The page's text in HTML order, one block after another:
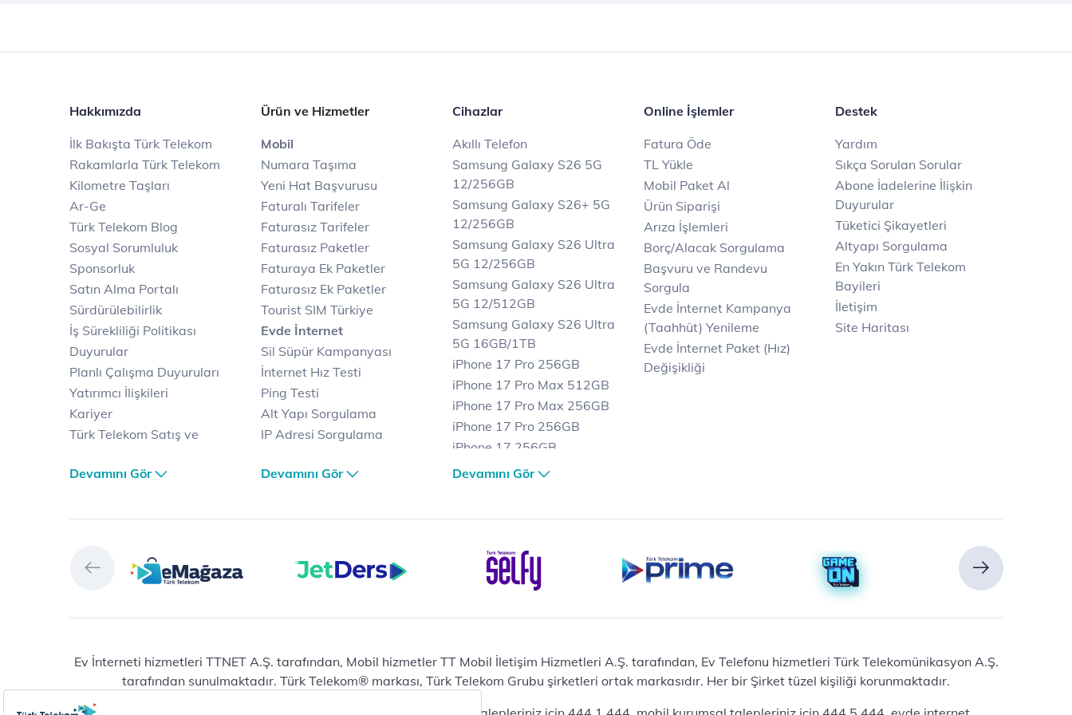
Hakkımızda
İlk Bakışta Türk Telekom
Rakamlarla Türk Telekom
Kilometre Taşları
Ar-Ge
Türk Telekom Blog
Sosyal Sorumluluk
Sponsorluk
Satın Alma Portalı
Sürdürülebilirlik
İş Sürekliliği Politikası
Duyurular
Planlı Çalışma Duyuruları
Yatırımcı İlişkileri
Kariyer
Türk Telekom Satış ve
Türk Telekom Finansal
Türk Telekom Afet Tedbirleri
Prime
Tivibu
Playstore
HİT (Türk Telekom Çocuk)
Erişilebilir Yaşam
Devamını Gör
Ürün ve Hizmetler
Mobil
Numara Taşıma
Yeni Hat Başvurusu
Faturalı Tarifeler
Faturasız Tarifeler
Faturasız Paketler
Faturaya Ek Paketler
Faturasız Ek Paketler
Tourist SIM Türkiye
Evde İnternet
Sil Süpür Kampanyası
İnternet Hız Testi
Ping Testi
Alt Yapı Sorgulama
IP Adresi Sorgulama
Avantajlı İnternet
Fiber İnternet
İnternet Kampanyaları
Ev Telefonu
Muud
Total Protection
Raunt
Devamını Gör
Cihazlar
Akıllı Telefon
Samsung Galaxy S26 5G
12/256GB
Samsung Galaxy S26+ 5G
12/256GB
Samsung Galaxy S26 Ultra
5G 12/256GB
Samsung Galaxy S26 Ultra
5G 12/512GB
Samsung Galaxy S26 Ultra
5G 16GB/1TB
iPhone 17 Pro 256GB
iPhone 17 Pro Max 512GB
iPhone 17 Pro Max 256GB
iPhone 17 Pro 256GB
iPhone 17 256GB
iPhone 17 Air 256GB
Casper Nirvana C370
Notebook
Ev Telefonu
Panasonic TGB610
Modem ve Wi-Fi
Devamını Gör
Online İşlemler
Fatura Öde
TL Yükle
Mobil Paket Al
Ürün Siparişi
Arıza İşlemleri
Borç/Alacak Sorgulama
Başvuru ve Randevu
Sorgula
Evde İnternet Kampanya
(Taahhüt) Yenileme
Evde İnternet Paket (Hız)
Değişikliği
Destek
Yardım
Sıkça Sorulan Sorular
Abone İadelerine İlişkin
Duyurular
Tüketici Şikayetleri
Altyapı Sorgulama
En Yakın Türk Telekom
Bayileri
İletişim
Site Haritası
Ev İnterneti hizmetleri TTNET A.Ş. tarafından, Mobil hizmetler TT Mobil İletişim Hizmetleri A.Ş. tarafından, Ev Telefonu hizmetleri Türk Telekomünikasyon A.Ş.
tarafından sunulmaktadır. Türk Telekom® markası, Türk Telekom Grubu şirketleri ortak markasıdır. Her bir Şirket tüzel kişiliği korunmaktadır.